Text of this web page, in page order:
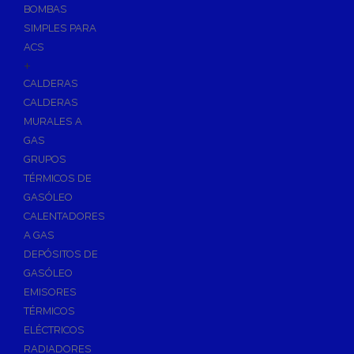
Sumideros para Piscinas
Accesorios para Piscinas
Productos Químicos para Piscinas
Reguladores de PH
Antialgas para Piscinas
Floculante para Piscinas
Cloro para Piscinas
Desinfección de Piscinas sin Cloro
Invernaje de Piscinas
Limpiadores de Piscinas
Kits Analizadores
Dosificadores
Riego, Jardín y Fuentes
BOMBAS
SIMPLES PARA
ACS
+
CALDERAS
CALDERAS
MURALES A
GAS
GRUPOS
TÉRMICOS DE
GASÓLEO
CALENTADORES
A GAS
DEPÓSITOS DE
GASÓLEO
EMISORES
TÉRMICOS
ELÉCTRICOS
RADIADORES